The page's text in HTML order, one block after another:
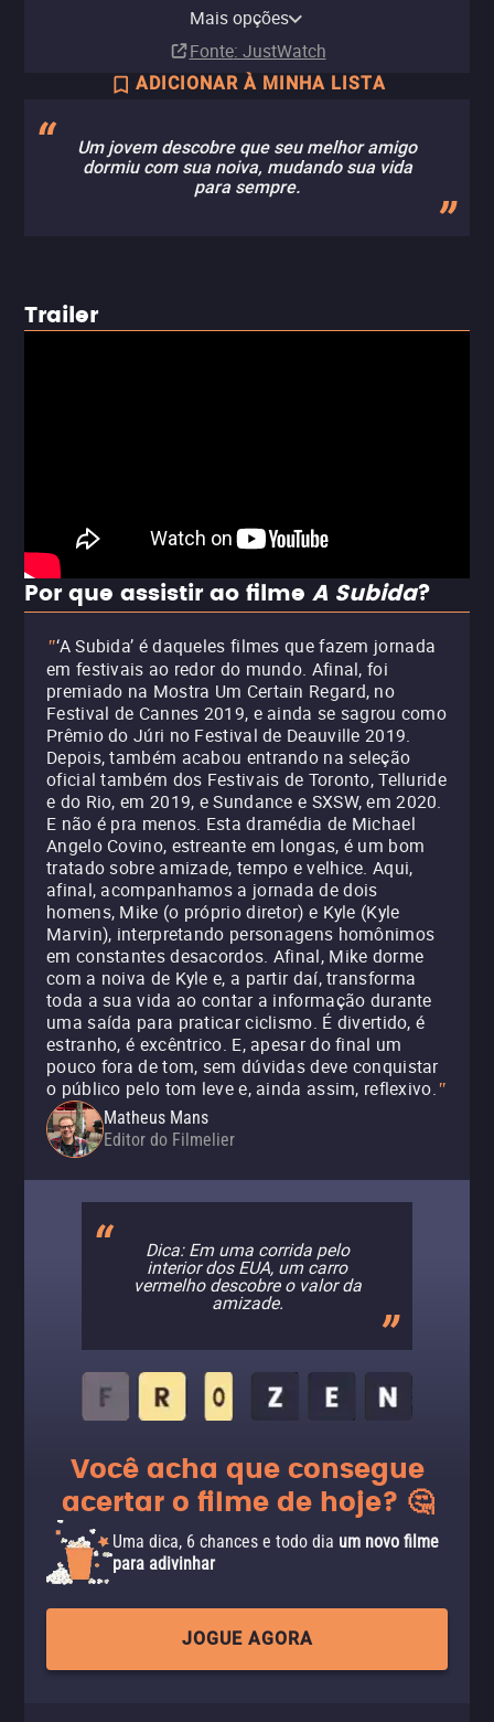
R$ 24,90
R$ 6,90Mais opções
Fonte: JustWatch
ADICIONAR À MINHA LISTA
Um jovem descobre que seu melhor amigo
dormiu com sua noiva, mudando sua vida
para sempre.
Trailer
Por que assistir ao filme A Subida?
"‘A Subida’ é daqueles filmes que fazem jornada
em festivais ao redor do mundo. Afinal, foi
premiado na Mostra Um Certain Regard, no
Festival de Cannes 2019, e ainda se sagrou como
Prêmio do Júri no Festival de Deauville 2019.
Depois, também acabou entrando na seleção
oficial também dos Festivais de Toronto, Telluride
e do Rio, em 2019, e Sundance e SXSW, em 2020.
E não é pra menos. Esta dramédia de Michael
Angelo Covino, estreante em longas, é um bom
tratado sobre amizade, tempo e velhice. Aqui,
afinal, acompanhamos a jornada de dois
homens, Mike (o próprio diretor) e Kyle (Kyle
Marvin), interpretando personagens homônimos
em constantes desacordos. Afinal, Mike dorme
com a noiva de Kyle e, a partir daí, transforma
toda a sua vida ao contar a informação durante
uma saída para praticar ciclismo. É divertido, é
estranho, é excêntrico. E, apesar do final um
pouco fora de tom, sem dúvidas deve conquistar
o público pelo tom leve e, ainda assim, reflexivo."
Matheus Mans
Editor do Filmelier
Dica: Em uma corrida pelo
interior dos EUA, um carro
vermelho descobre o valor da
amizade.
Você acha que consegue
acertar o filme de hoje? 🤔
Uma dica, 6 chances e todo dia um novo filme
para adivinhar
JOGUE AGORA